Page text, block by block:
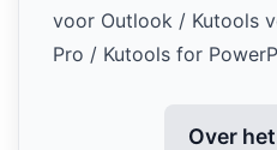
voor Outlook / Kutools
Pro / Kutools for
Over